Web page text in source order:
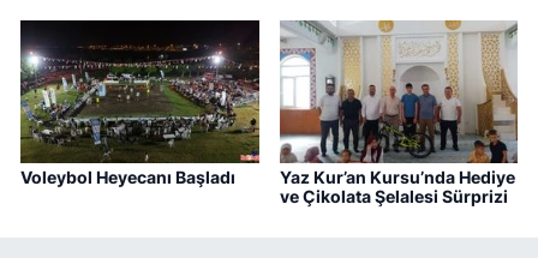
Voleybol Heyecanı Başladı
Yaz Kur’an Kursu’nda Hediye
ve Çikolata Şelalesi Sürprizi